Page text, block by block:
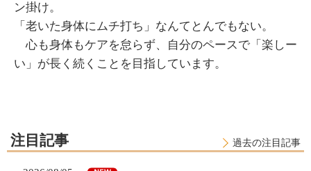
ン掛け。
「老いた身体にムチ打ち」なんてとんでもない。
心も身体もケアを怠らず、自分のペースで「楽しー
い」が長く続くことを目指しています。
注目記事 過去の注目記事